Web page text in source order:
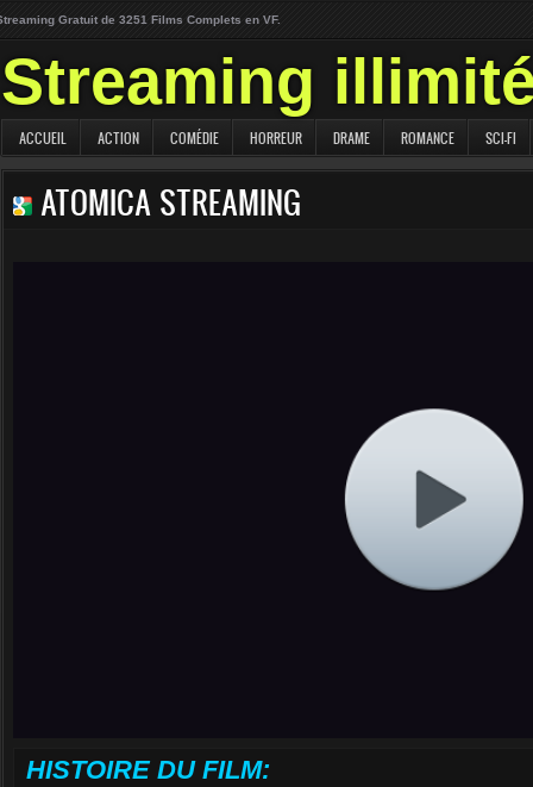
Gratuit de 3251 Films Complets en VF.
Streaming
ACCUEIL ACTION COMÉDIE HORREUR DRAME ROMANCE SCI-FI
ATOMICA STREAMING
HISTOIRE DU FILM: